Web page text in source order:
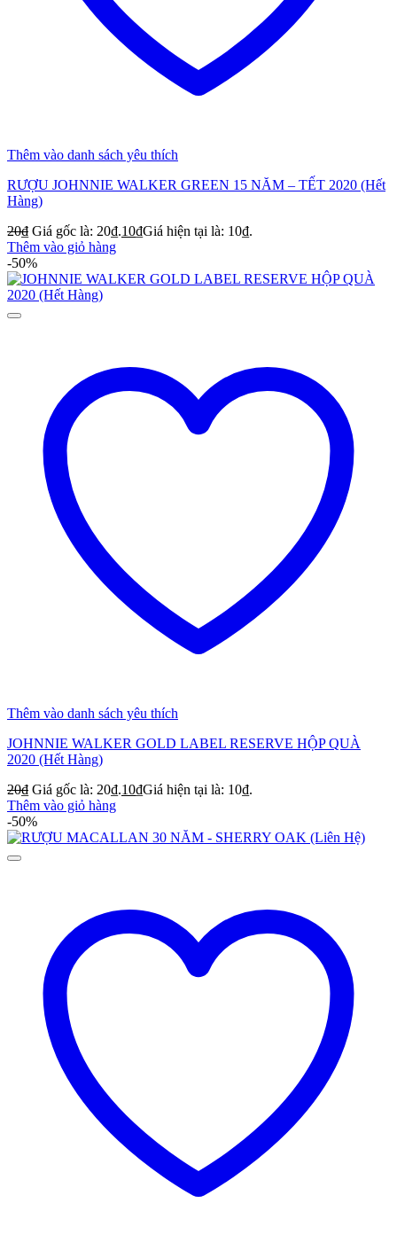
Thêm vào danh sách yêu thích
RƯỢU JOHNNIE WALKER GREEN 15 NĂM – TẾT 2020 (Hết
Hàng)
20₫ Giá gốc là: 20₫.10₫Giá hiện tại là: 10₫.
Thêm vào giỏ hàng
-50%
Thêm vào danh sách yêu thích
JOHNNIE WALKER GOLD LABEL RESERVE HỘP QUÀ
2020 (Hết Hàng)
20₫ Giá gốc là: 20₫.10₫Giá hiện tại là: 10₫.
Thêm vào giỏ hàng
-50%